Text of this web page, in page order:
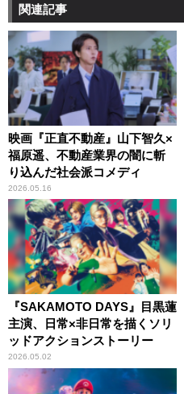
関連記事
映画『正直不動産』山下智久×
福原遥、不動産業界の闇に斬
り込んだ社会派コメディ
2026.05.16
『SAKAMOTO DAYS』目黒蓮
主演、日常×非日常を描くソリ
ッドアクションストーリー
2026.05.02